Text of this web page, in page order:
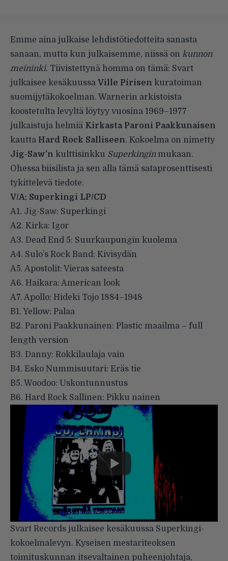
Emme aina julkaise lehdistötiedotteita sanasta
sanaan, mutta kun julkaisemme, niissä on kunnon
meininki. Tiivistettynä homma on tämä: Svart
julkaisee kesäkuussa Ville Pirisen kuratoiman
suomijytäkokoelman. Warnerin arkistoista
koostetulta levyltä löytyy vuosina 1969–1977
julkaistuja helmiä Kirkasta Paroni Paakkunaisen
kautta Hard Rock Salliseen. Kokoelma on nimetty
Jig-Saw’n kulttisinkku Superkinginmukaan.
Ohessa biisilista ja sen alla tämä sataprosenttisesti
tykittelevä tiedote.
V/A: Superkingi LP/CD
A1. Jig-Saw: Superkingi
A2. Kirka: Igor
A3. Dead End 5: Suurkaupungin kuolema
A4. Sulo’s Rock Band: Kivisydän
A5. Apostolit: Vieras sateesta
A6. Haikara: American look
A7. Apollo: Hideki Tojo 1884–1948
B1. Yellow: Palaa
B2. Paroni Paakkunainen: Plastic maailma – full
length version
B3. Danny: Rokkilaulaja vain
B4. Esko Nummisuutari: Eräs tie
B5. Woodoo: Uskontunnustus
B6. Hard Rock Sallinen: Pikku nainen
Svart Records julkaisee kesäkuussa Superkingi-
kokoelmalevyn. Kyseisen mestariteoksen
toimituskunnan itsevaltainen puheenjohtaja,